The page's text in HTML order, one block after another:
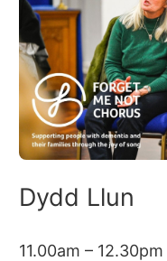
Dydd Llun
11.00am – 12.30pm